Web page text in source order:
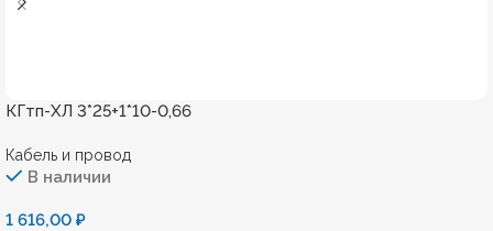
КГтп-ХЛ 3*25+1*10-0,66
Кабель и провод
В наличии
1 616,00 ₽